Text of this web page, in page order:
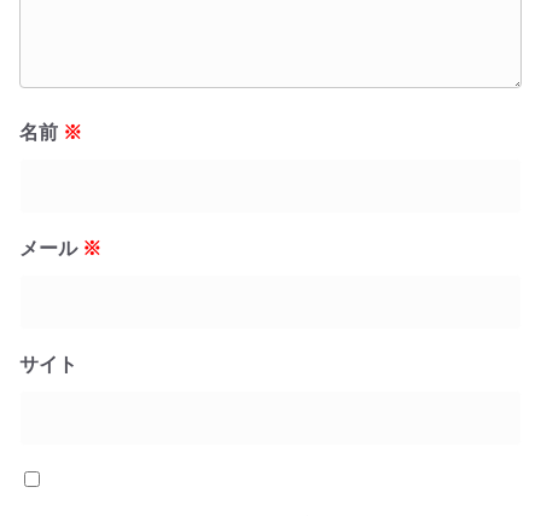
名前 ※
メール ※
サイト